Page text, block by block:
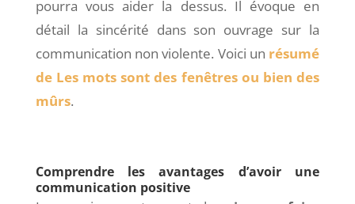
pourra vous aider la dessus. Il évoque en
détail la sincérité dans son ouvrage sur la
communication non violente. Voici un résumé
de Les mots sont des fenêtres ou bien des
mûrs.
Comprendre les avantages d’avoir une
communication positive